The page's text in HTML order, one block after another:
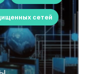
сетей